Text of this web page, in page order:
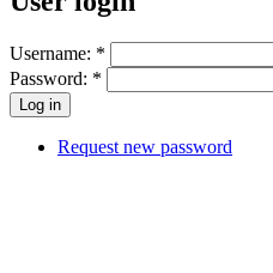
Username: *
Password: *
Request new password